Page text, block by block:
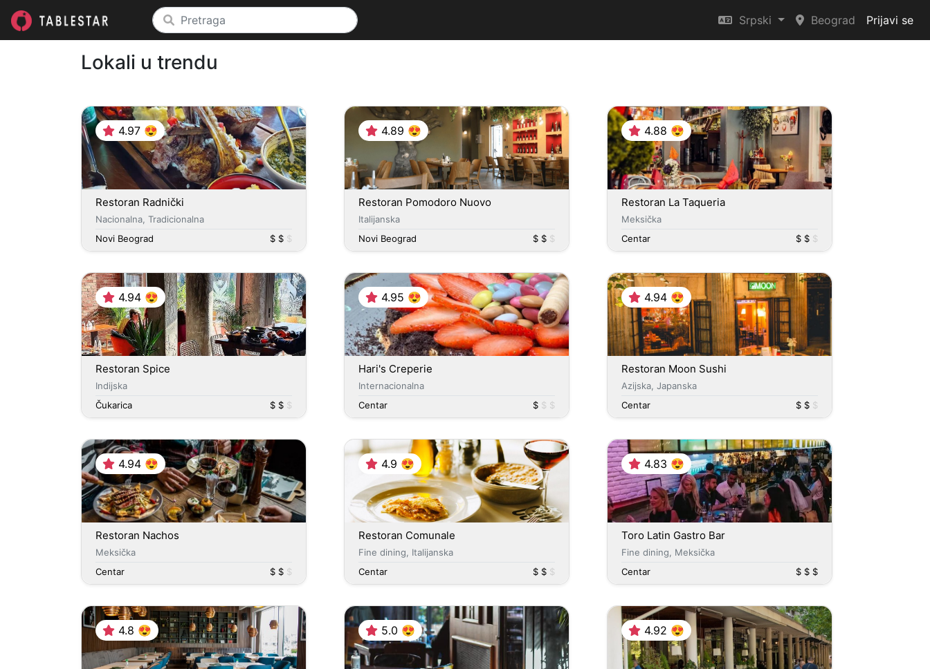
Srpski Beograd Prijavi se
Lokali u trendu
4.97 😍
Restoran Radnički
Nacionalna, Tradicionalna
Novi Beograd
$ $ $
4.89 😍
Restoran Pomodoro Nuovo
Italijanska
Novi Beograd
$ $ $
4.88 😍
Restoran La Taqueria
Meksička
Centar
$ $ $
4.94 😍
Restoran Spice
Indijska
Čukarica
$ $ $
4.95 😍
Hari's Creperie
Internacionalna
Centar
$ $ $
4.94 😍
Restoran Moon Sushi
Azijska, Japanska
Centar
$ $ $
4.94 😍
Restoran Nachos
Meksička
Centar
$ $ $
4.9 😍
Restoran Comunale
Fine dining, Italijanska
Centar
$ $ $
4.83 😍
Toro Latin Gastro Bar
Fine dining, Meksička
Centar
$ $ $
4.8 😍 5.0 😍 4.92 😍